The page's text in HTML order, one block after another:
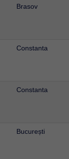
Brasov
Constanta
Constanta
București